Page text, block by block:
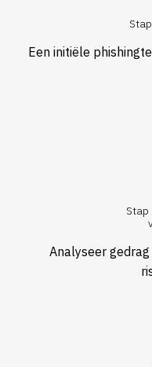
Een initiële
Stap
Analyseer